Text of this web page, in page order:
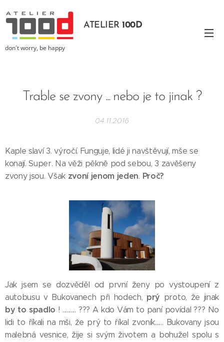
ATELIER 100D
don´t worry, be happy
Trable se zvony ... nebo je to jinak ?
04.11.2016
Kaple slaví 3. výročí. Funguje, lidé ji navštěvují, mše se
konají. Super. Na věži pěkně pod sebou, 3 zavěšeny
zvony jsou. Však zvoní jenom jeden. Proč?
Jak jsem se dozvěděl od první ženy po vystoupení z
autobusu v Bukovanech při hodech, prý proto, že jinak
by to spadlo ! .......... ??? A kdo Vám to paní povídal ??? No
lidi to říkali na mši, že prý to říkal zvoník...... Bukovany jsou
malebná vesnice, žije si svým životem a bohužel spolu s